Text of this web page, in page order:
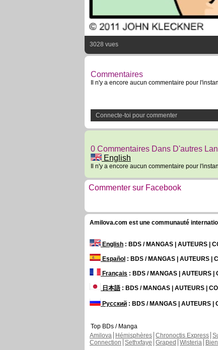
3028 vues
Commentaires
Il n'y a encore aucun commentaire pour
Connecte-toi pour commenter
0 Commentaires Dans D'autres
English
Il n'y a encore aucun commentaire pour
Commenter sur Facebook
Amilova.com est une communauté
English : BDS / MANGAS | AUTEURS |
Español : BDS / MANGAS | AUTEURS |
Français : BDS / MANGAS | AUTEURS |
日本語: BDS / MANGAS | AUTEURS |
Русский : BDS / MANGAS | AUTEURS |
Top BDs / Manga
Amilova
Hémisphères Chronoctis Express
Connection Sethxfaye Graped Wisteria